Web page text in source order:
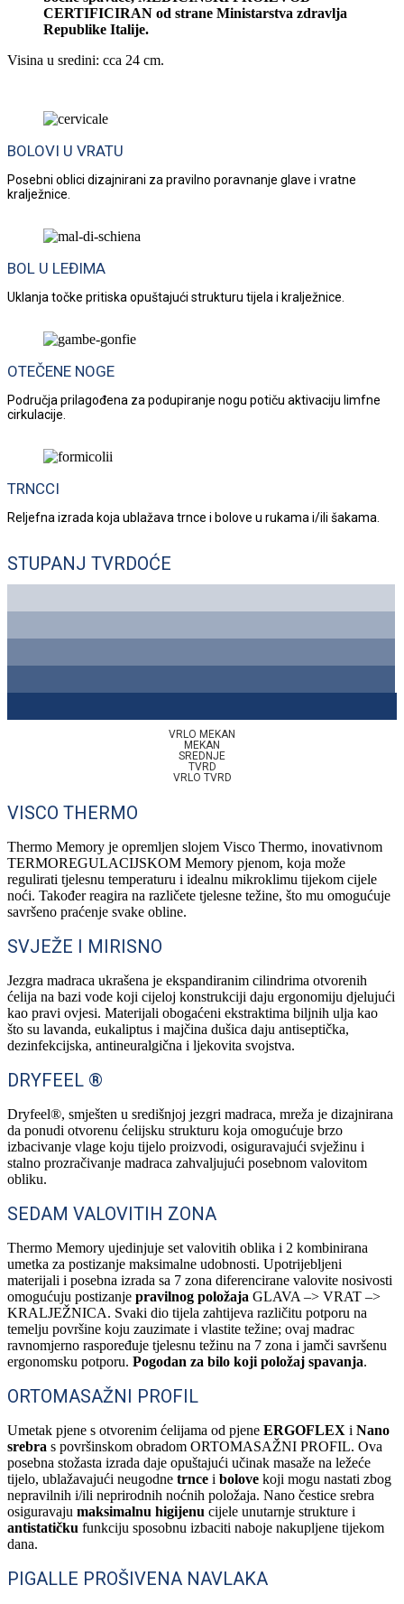
CERTIFICIRAN od strane Ministarstva zdravlja
Republike Italije.
Visina u sredini: cca 24 cm.
BOLOVI U VRATU
Posebni oblici dizajnirani za pravilno poravnanje glave i vratne
kralježnice.
BOL U LEĐIMA
Uklanja točke pritiska opuštajući strukturu tijela i kralježnice.
OTEČENE NOGE
Područja prilagođena za podupiranje nogu potiču aktivaciju limfne
cirkulacije.
TRNCCI
Reljefna izrada koja ublažava trnce i bolove u rukama i/ili šakama.
STUPANJ TVRDOĆE
VRLO MEKAN
MEKAN
SREDNJE
TVRD
VRLO TVRD
VISCO THERMO
Thermo Memory je opremljen slojem Visco Thermo, inovativnom
TERMOREGULACIJSKOM Memory pjenom, koja može
regulirati tjelesnu temperaturu i idealnu mikroklimu tijekom cijele
noći. Također reagira na različete tjelesne težine, što mu omogućuje
savršeno praćenje svake obline.
SVJEŽE I MIRISNO
Jezgra madraca ukrašena je ekspandiranim cilindrima otvorenih
ćelija na bazi vode koji cijeloj konstrukciji daju ergonomiju djelujući
kao pravi ovjesi. Materijali obogaćeni ekstraktima biljnih ulja kao
što su lavanda, eukaliptus i majčina dušica daju antiseptička,
dezinfekcijska, antineuralgična i ljekovita svojstva.
DRYFEEL ®
Dryfeel®, smješten u središnjoj jezgri madraca, mreža je dizajnirana
da ponudi otvorenu ćelijsku strukturu koja omogućuje brzo
izbacivanje vlage koju tijelo proizvodi, osiguravajući svježinu i
stalno prozračivanje madraca zahvaljujući posebnom valovitom
obliku.
SEDAM VALOVITIH ZONA
Thermo Memory ujedinjuje set valovitih oblika i 2 kombinirana
umetka za postizanje maksimalne udobnosti. Upotrijebljeni
materijali i posebna izrada sa 7 zona diferencirane valovite nosivosti
omogućuju postizanje pravilnog položaja GLAVA –> VRAT –>
KRALJEŽNICA. Svaki dio tijela zahtijeva različitu potporu na
temelju površine koju zauzimate i vlastite težine; ovaj madrac
ravnomjerno raspoređuje tjelesnu težinu na 7 zona i jamči savršenu
ergonomsku potporu. Pogodan za bilo koji položaj spavanja.
ORTOMASAŽNI PROFIL
Umetak pjene s otvorenim ćelijama od pjene ERGOFLEX i Nano
srebra s površinskom obradom ORTOMASAŽNI PROFIL. Ova
posebna stožasta izrada daje opuštajući učinak masaže na ležeće
tijelo, ublažavajući neugodne trnce i bolove koji mogu nastati zbog
nepravilnih i/ili neprirodnih noćnih položaja. Nano čestice srebra
osiguravaju maksimalnu higijenu cijele unutarnje strukture i
antistatičku funkciju sposobnu izbaciti naboje nakupljene tijekom
dana.
PIGALLE PROŠIVENA NAVLAKA